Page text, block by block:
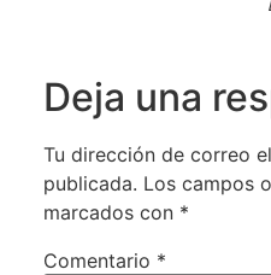
Deja una
Tu dirección de correo
publicada. Los campos
marcados con *
Comentario *